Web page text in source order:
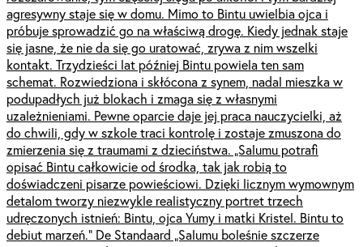
agresywny staje się w domu. Mimo to Bintu uwielbia ojca i
próbuje sprowadzić go na właściwą drogę. Kiedy jednak staje
się jasne, że nie da się go uratować, zrywa z nim wszelki
kontakt. Trzydzieści lat później Bintu powiela ten sam
schemat. Rozwiedziona i skłócona z synem, nadal mieszka w
podupadłych już blokach i zmaga się z własnymi
uzależnieniami. Pewne oparcie daje jej praca nauczycielki, aż
do chwili, gdy w szkole traci kontrolę i zostaje zmuszona do
zmierzenia się z traumami z dzieciństwa. „Salumu potrafi
opisać Bintu całkowicie od środka, tak jak robią to
doświadczeni pisarze powieściowi. Dzięki licznym wymownym
detalom tworzy niezwykle realistyczny portret trzech
udręczonych istnień: Bintu, ojca Yumy i matki Kristel. Bintu to
debiut marzeń.” De Standaard „Salumu boleśnie szczerze